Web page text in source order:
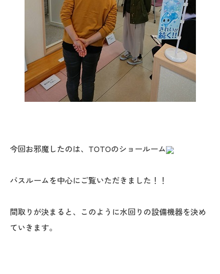
土地･空き家 不動産相談
移住と暮らし相談
資料請求
お問い合わせ
〒941-0062 新潟県糸魚川市中央2-4-2
今回お邪魔したのは、TOTOのショールーム
バスルームを中心にご覧いただきました！！
間取りが決まると、このように水回りの設備機器を決め
ていきます。